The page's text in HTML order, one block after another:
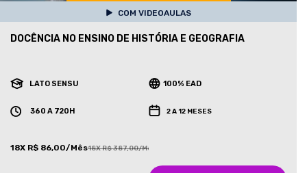
COM VIDEOAULAS
DOCÊNCIA NO ENSINO DE HISTÓRIA E GEOGRAFIA
LATO SENSU 100% EAD
360 A 720H 2 A 12 MESES
18X R$ 86,00/Mês18X R$ 387,00/Mês